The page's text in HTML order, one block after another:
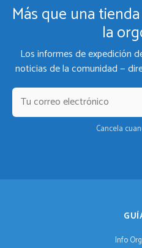
Más que una
la
Los informes de expedición
noticias de la comunidad —
Cancela
Info